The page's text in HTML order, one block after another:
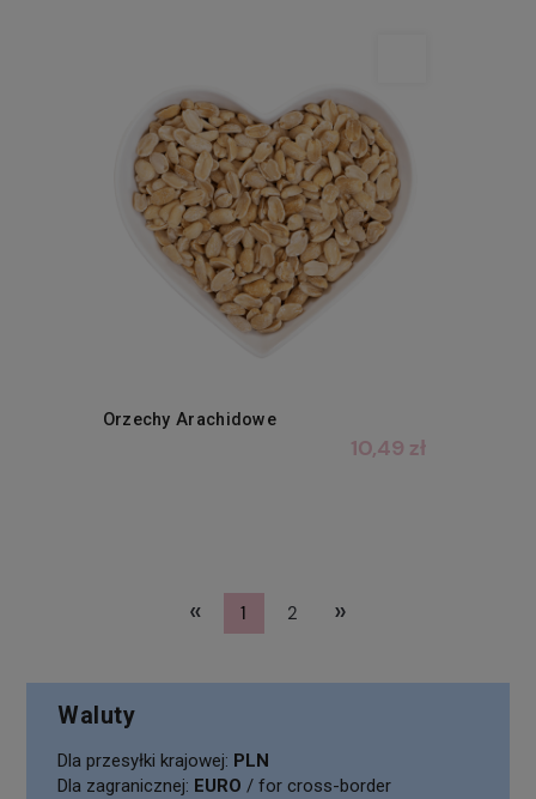
Orzechy Arachidowe
10,49 zł
« 1 2 »
Waluty
Dla przesyłki krajowej: PLN
Dla zagranicznej: EURO / for cross-border